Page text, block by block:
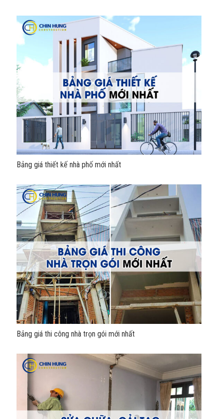
Bảng giá thiết kế nhà phố mới nhất
Bảng giá thi công nhà trọn gói mới nhất